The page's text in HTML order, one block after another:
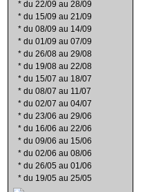
* du 22/09 au 28/09
* du 15/09 au 21/09
* du 08/09 au 14/09
* du 01/09 au 07/09
* du 26/08 au 29/08
* du 19/08 au 22/08
* du 15/07 au 18/07
* du 08/07 au 11/07
* du 02/07 au 04/07
* du 23/06 au 29/06
* du 16/06 au 22/06
* du 09/06 au 15/06
* du 02/06 au 08/06
* du 26/05 au 01/06
* du 19/05 au 25/05